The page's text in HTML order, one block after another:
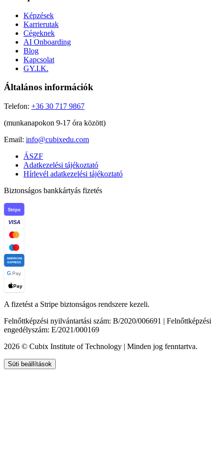
Képzések
Karrierutak
Cégeknek
AI Onboarding
Blog
Kapcsolat
GY.I.K.
Általános információk
Telefon: +36 30 717 9867
(munkanapokon 9-17 óra között)
Email: info@cubixedu.com
ÁSZF
Adatkezelési tájékoztató
Hírlevél adatkezelési tájékoztató
Biztonságos bankkártyás fizetés
Stripe
VISA
AMERICAN
EXPRESS
G Pay
Pay
A fizetést a Stripe biztonságos rendszere kezeli.
Felnőttképzési nyilvántartási szám: B/2020/006691 | Felnőttképzési
engedélyszám: E/2021/000169
2026 © Cubix Institute of Technology | Minden jog fenntartva.
Süti beállítások